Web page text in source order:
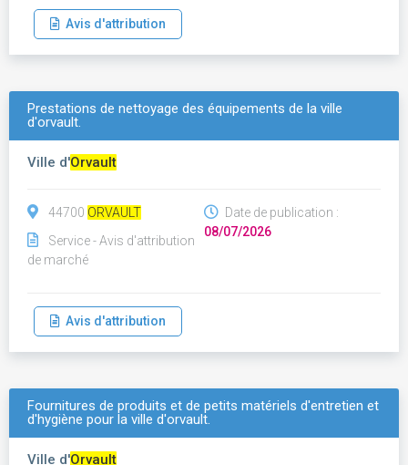
Avis d'attribution
Prestations de nettoyage des équipements de la ville
d'orvault.
Ville d'Orvault
44700 ORVAULT
Service - Avis d'attribution
de marché
Date de publication :
08/07/2026
Avis d'attribution
Fournitures de produits et de petits matériels d'entretien et
d'hygiène pour la ville d'orvault.
Ville d'Orvault